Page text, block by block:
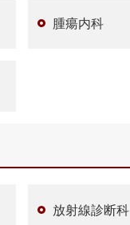
腫瘍内科
放射線診断科